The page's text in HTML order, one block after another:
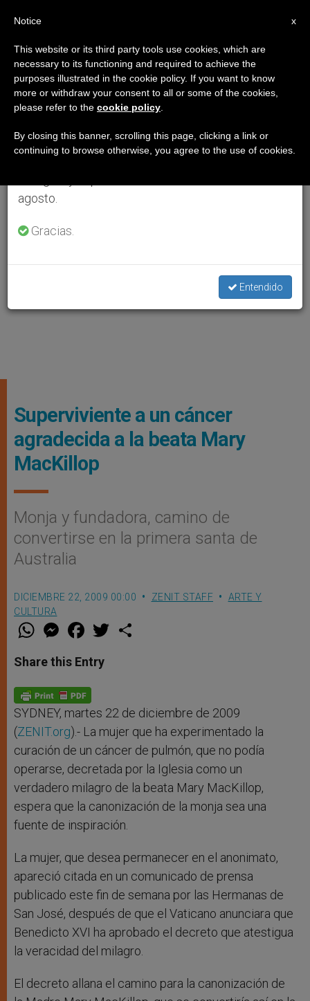
Superviviente a un cáncer
agradecida a la beata Mary
MacKillop
Monja y fundadora, camino de
convertirse en la primera santa de
Australia
DICIEMBRE 22, 2009 00:00 ZENIT STAFF
ARTE Y
CULTURA
W
t
s
p
p
M
e
s
e
g
e
r
F
a
e
b
o
k
w
Share this Entry
SYDNEY, martes 22 de diciembre de 2009
(ZENIT.org).- La mujer que ha experimentado la
curación de un cáncer de pulmón, que no podía
operarse, decretada por la Iglesia como un
verdadero milagro de la beata Mary MacKillop,
espera que la canonización de la monja sea una
fuente de inspiración.
La mujer, que desea permanecer en el anonimato,
apareció citada en un comunicado de prensa
publicado este fin de semana por las Hermanas de
San José, después de que el Vaticano anunciara que
Benedicto XVI ha aprobado el decreto que atestigua
la veracidad del milagro.
El decreto allana el camino para la canonización de
×
Aviso importante
Del 27 de julio al 7 de agosto haremos la pausa
anual, aprovechando que en el periodo de verano
se generan menos informaciones y también el
agosto.
Gracias.
Entendido
x
Notice
This website or its third party tools use cookies, which are
necessary to its functioning and required to achieve the
purposes illustrated in the cookie policy. If you want to know
more or withdraw your consent to all or some of the cookies,
please refer to the cookie policy
By closing this banner, scrolling this page, clicking a link or
continuing to browse otherwise, you agree to the use of cookies.